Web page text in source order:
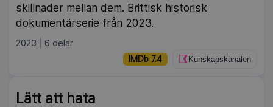
skillnader mellan dem. Brittisk historisk
dokumentärserie från 2023.
2023 6 delar
IMDb 7.4 Kunskapskanalen
Lätt att hata